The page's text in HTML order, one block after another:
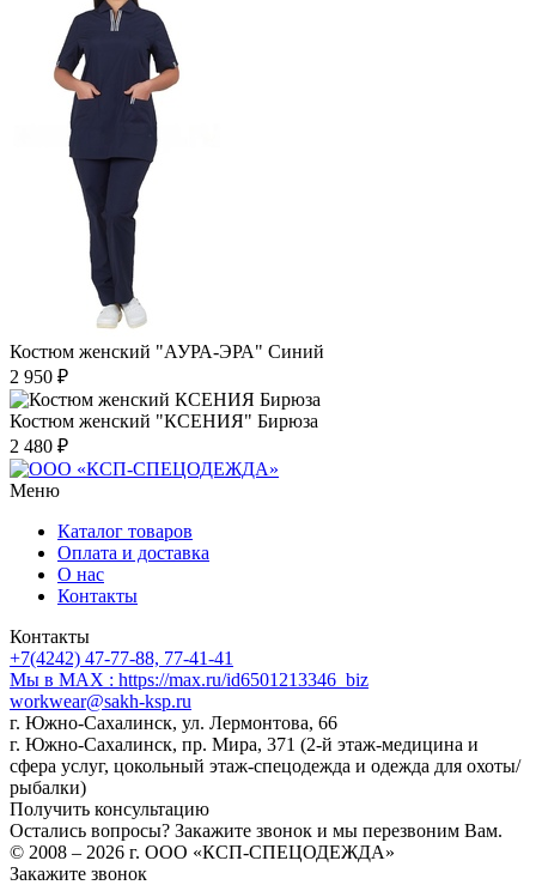
Костюм женский "АУРА-ЭРА" Синий
2 950 ₽
Костюм женский "КСЕНИЯ" Бирюза
2 480 ₽
Меню
Каталог товаров
Оплата и доставка
О нас
Контакты
Контакты
+7(4242) 47-77-88, 77-41-41
Мы в MAX : https://max.ru/id6501213346_biz
workwear@sakh-ksp.ru
г. Южно-Сахалинск, ул. Лермонтова, 66
г. Южно-Сахалинск, пр. Мира, 371 (2-й этаж-медицина и
сфера услуг, цокольный этаж-спецодежда и одежда для охоты/
рыбалки)
Получить консультацию
Остались вопросы? Закажите звонок и мы перезвоним Вам.
© 2008 – 2026 г. ООО «КСП-СПЕЦОДЕЖДА»
Закажите звонок